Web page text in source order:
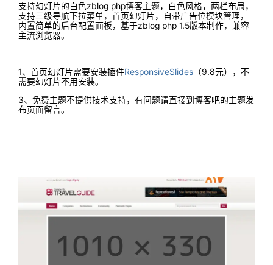
支持幻灯片的白色zblog php博客主题，白色风格，两栏布局，
支持三级导航下拉菜单，首页幻灯片，自带广告位模块管理，
内置简单的后台配置面板，基于zblog php 1.5版本制作，兼容
主流浏览器。
1、首页幻灯片需要安装插件ResponsiveSlides （9.8元），不
需要幻灯片不用安装。
3、免费主题不提供技术支持，有问题请直接到博客吧的主题发
布页面留言。